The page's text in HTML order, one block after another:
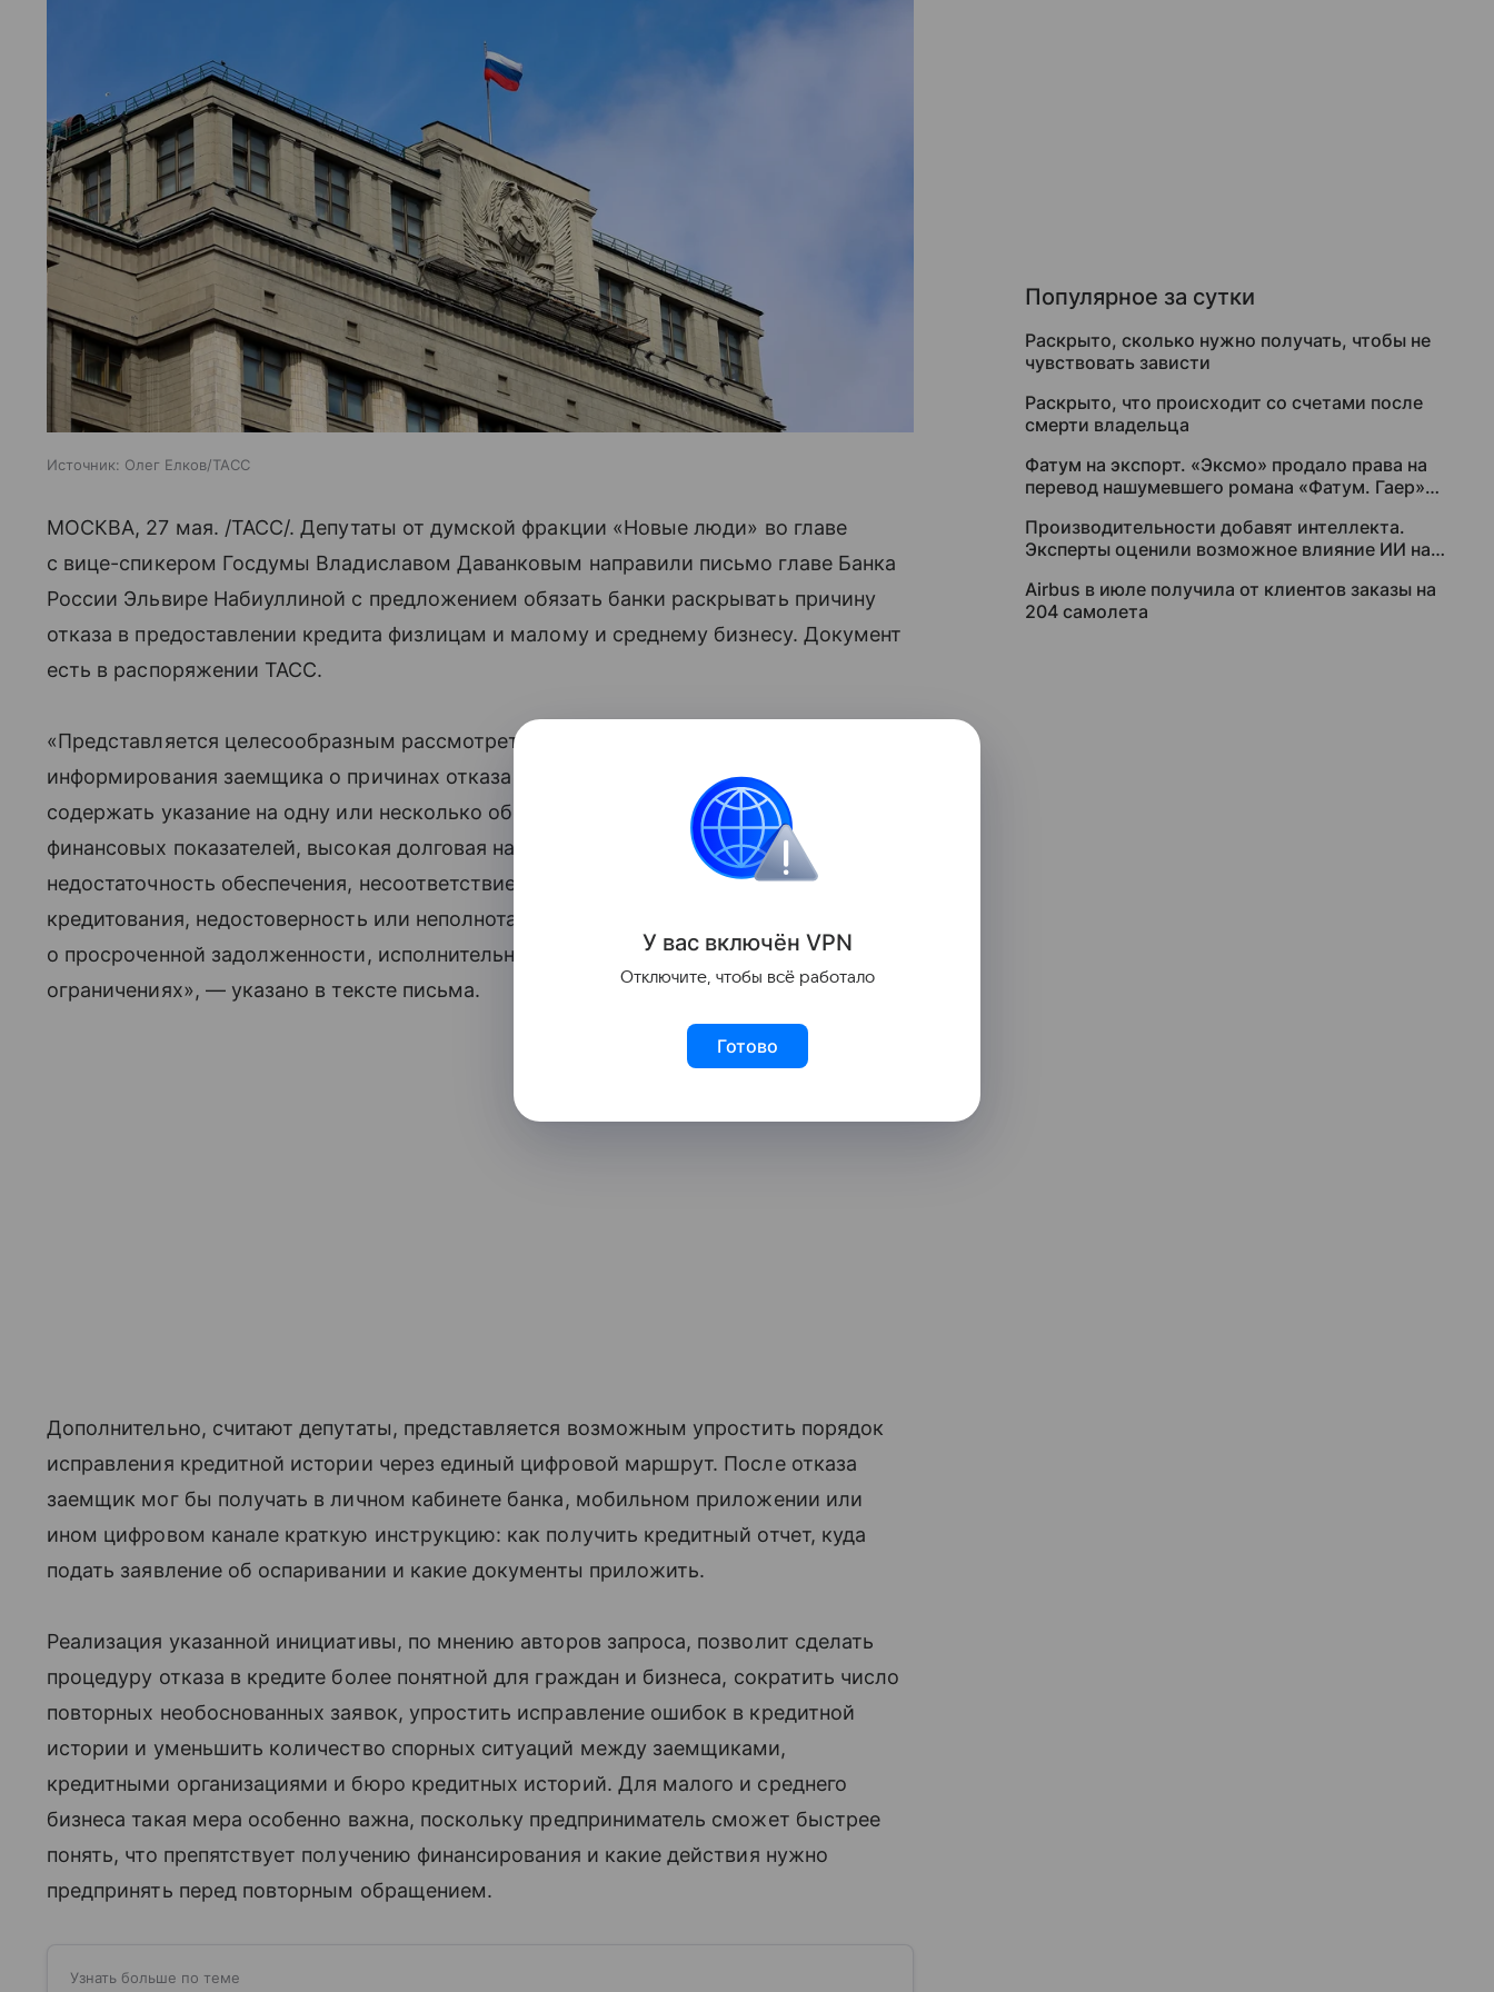
Источник: Олег Елков/ТАСС
МОСКВА, 27 мая. /ТАСС/. Депутаты от думской фракции «Новые люди» во главе
с вице-спикером Госдумы Владиславом Даванковым направили письмо главе Банка
России Эльвире Набиуллиной с предложением обязать банки раскрывать причину
отказа в предоставлении кредита физлицам и малому и среднему бизнесу. Документ
есть в распоряжении ТАСС.
«Представляется целесообразным рассмотреть возможность закрепления правил
информирования заемщика о причинах отказа в
. Такое разъяснение может
содержать указание на одну или несколько обобщенных причин: недостаточность
финансовых показателей, высокая долговая нагрузка, негативная кредитная история,
недостаточность обеспечения, несоответствие требованиям программы
кредитования, недостоверность или неполнота документов, наличие сведений
о просроченной задолженности, исполнительных производствах илииных
ограничениях», — указано в тексте письма.
Дополнительно, считают депутаты, представляется возможным упростить порядок
исправления кредитной истории через единый цифровой маршрут. После отказа
заемщик мог бы получать в личном кабинете банка, мобильном приложении или
ином цифровом канале краткую инструкцию: как получить кредитный отчет, куда
подать заявление об оспаривании и какие документы приложить.
Реализация указанной инициативы, по мнению авторов запроса, позволит сделать
процедуру отказа в кредите более понятной для граждан и бизнеса, сократить число
повторных необоснованных заявок, упростить исправление ошибок в кредитной
истории и уменьшить количество спорных ситуаций между заемщиками,
кредитными организациями и бюро кредитных историй. Для малого и среднего
бизнеса такая мера особенно важна, поскольку предприниматель сможет быстрее
понять, что препятствует получению финансирования и какие действия нужно
предпринять перед повторным обращением.
Узнать больше по теме
Популярное за сутки
Раскрыто, сколько нужно получать, чтобы не
чувствовать зависти
Раскрыто, что происходит со счетами после
смерти владельца
Фатум на экспорт. «Эксмо» продало права на
перевод нашумевшего романа «Фатум. Гаер»
Производительности добавят интеллекта.
Эксперты оценили возможное влияние ИИ на
Airbus в июле получила от клиентов заказы на
204 самолета
У вас включён VPN
Отключите, чтобы всё работало
Готово